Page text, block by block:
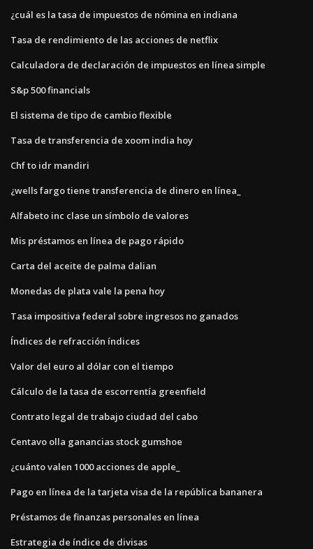
¿cuál es la tasa de impuestos de nómina en indiana
Tasa de rendimiento de las acciones de netflix
Calculadora de declaración de impuestos en línea simple
S&p 500 financials
El sistema de tipo de cambio flexible
Tasa de transferencia de xoom india hoy
Chf to idr mandiri
¿wells fargo tiene transferencia de dinero en línea_
Alfabeto inc clase un símbolo de valores
Mis préstamos en línea de pago rápido
Carta del aceite de palma dalian
Monedas de plata vale la pena hoy
Tasa impositiva federal sobre ingresos no ganados
Índices de refracción índices
Valor del euro al dólar con el tiempo
Cálculo de la tasa de escorrentía greenfield
Contrato legal de trabajo ciudad del cabo
Centavo olla ganancias stock gumshoe
¿cuánto valen 1000 acciones de apple_
Pago en línea de la tarjeta visa de la república bananera
Préstamos de finanzas personales en línea
Estrategia de índice de divisas